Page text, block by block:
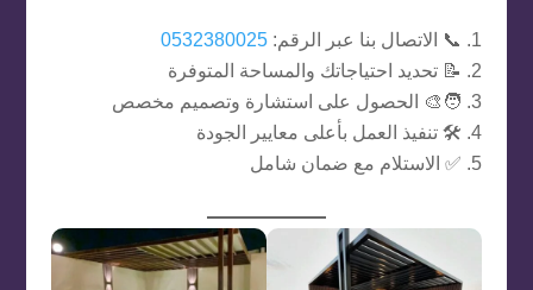
📞 الاتصال بنا عبر الرقم: 0532380025
📝 تحديد احتياجاتك والمساحة المتوفرة
🧑‍🎨 الحصول على استشارة وتصميم مخصص
🛠️ تنفيذ العمل بأعلى معايير الجودة
✅ الاستلام مع ضمان شامل